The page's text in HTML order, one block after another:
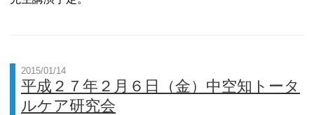
2015/01/14
平成２７年２月６日（金）中空知トータ
ルケア研究会